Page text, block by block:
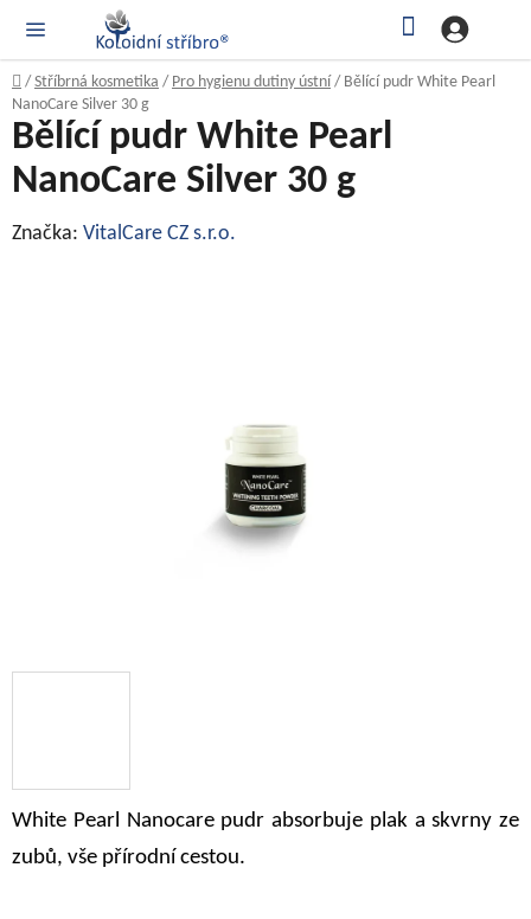
obsah
Domů
/ Stříbrná kosmetika / Pro hygienu dutiny ústní / Bělící pudr White Pearl
NanoCare Silver 30 g
White Pearl Nanocare pudr absorbuje plak a skvrny ze
zubů, vše přírodní cestou.
Bělící pudr White Pearl
NanoCare Silver 30 g
Značka: VitalCare CZ s.r.o.